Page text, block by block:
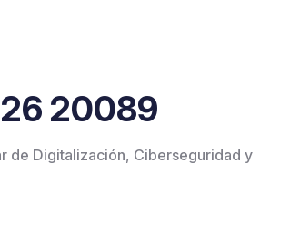
20089
de Digitalización, Ciberseguridad y